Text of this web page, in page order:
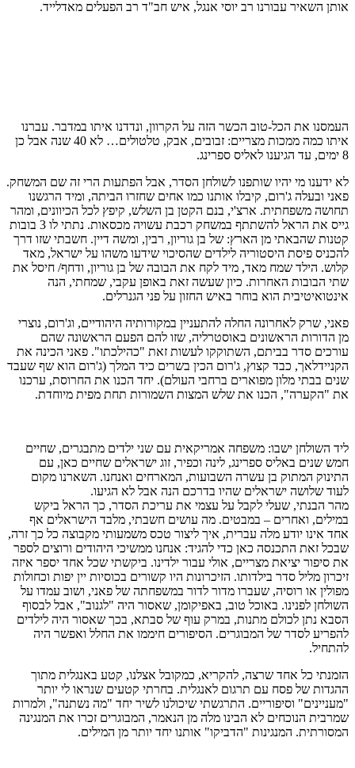
אותן השאיר עבורנו רב יוסי אנגל, איש חב"ד רב הפעלים מאדלייד.
העמסנו את הכל-טוב הכשר הזה על הקרוון, ונדדנו איתו במדבר. עברנו
איתו כמה ממכות מצריים: זבובים, אבק, טלטולים… לא 40 שנה אבל כן
8 ימים, עד הגיענו לאליס ספרינג.
לא ידענו מי יהיו שותפנו לשולחן הסדר, אבל הפתעות הרי זה שם המשחק.
פאני ובעלה ג'רום, קיבלו אותנו כמו אחים שחזרו הביתה, ומיד הרגשנו
תחושה משפחתית. ארצ'י, בנם הקטן בן השלש, קיפץ לכל הכיוונים, ומהר
גייס את הראל להשתתף במשחק רכבת עשויה מכסאות. נתתי לו 3 בובות
קטנות שהבאתי מן הארץ: של בן גוריון, רבין, ומשה דיין. חשבתי שזו דרך
להכניס פיסת היסטוריה לילדים שהסיכוי שידעו משהו על ישראל, מאד
קלוש. הילד שמח מאד, מיד לקח את הבובה של בן גוריון, ודחף/ חיסל את
שתי הבובות האחרות. כיון שעשה זאת באופן עקבי, שמחתי, הנה
אינטואיטיבית הוא בוחר באיש החזון על פני הגנרלים.
פאני, שרק לאחרונה החלה להתעניין במקורותיה היהודיים, וג'רום, נוצרי
מן הדורות הראשונים באוסטרליה, שזו להם הפעם הראשונה שהם
עורכים סדר בביתם, השתוקקו לעשות זאת "כהילכתו". פאני הכינה את
הקניידלאך, כבד קצוץ, ג'רום הכין בשרים כיד המלך (ג'רום הוא שף שעבד
שנים בבתי מלון מפוארים ברחבי העולם). יחד הכנו את החרוסת, ערכנו
את "הקערה", הכנו את שלש המצות השמורות תחת מפית מיוחדת.
ליד השולחן ישבו: משפחה אמריקאית עם שני ילדים מתבגרים, שחיים
חמש שנים באליס ספרינג, לינה וכפיר, זוג ישראלים שחיים כאן, עם
התינוק המתוק בן עשרה השבועות, המארחים ואנחנו. השארנו מקום
לעוד שלושה ישראלים שהיו בדרכם הנה אבל לא הגיעו.
מהר הבנתי, שעלי לקבל על עצמי את עריכת הסדר, כך הראל ביקש
במילים, ואחרים – במבטים. מה עושים חשבתי, מלבד הישראלים אף
אחד אינו יודע מלה עברית, איך ליצור טכס משמעותי מקבוצה כל כך זרה,
שבכל זאת התכנסה כאן כדי להגיד: אנחנו ממשיכי היהודים ורוצים לספר
את סיפור יציאת מצריים, אולי עבור ילדינו. ביקשתי שכל אחד יספר איזה
זיכרון מליל סדר בילדותו. הזיכרונות היו קשורים בכוסיות יין יפות וכחולות
מפולין או רוסיה, שעברו מדור לדור במשפחתה של פאני, ושוב עמדו על
השולחן לפנינו. באוכל טוב, באפיקומן, שאסור היה "לגנוב", אבל לבסוף
הסבא נתן לכולם מתנות, במרק עוף של סבתא, בכך שאסור היה לילדים
להפריע לסדר של המבוגרים. הסיפורים חיממו את החלל ואפשר היה
להתחיל.
הזמנתי כל אחד שרצה, להקריא, כמקובל אצלנו, קטע באנגלית מתוך
ההגדות של פסח עם תרגום לאנגלית. בחרתי קטעים שנראו לי יותר
"מעניינים" וסיפוריים. התרגשתי שיכולנו לשיר יחד "מה נשתנה", ולמרות
שמרבית הנוכחים לא הבינו מלה מן הנאמר, המבוגרים זכרו את המנגינה
המסורתית. המנגינות "הדביקו" אותנו יחד יותר מן המילים.